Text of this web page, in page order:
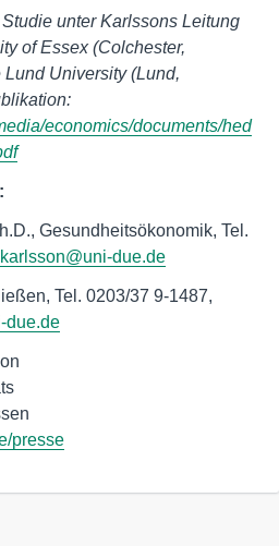
unter Karlssons Leitung
of Essex (Colchester,
University (Lund,
economics/documents/hed
Gesundheitsökonomik, Tel.
due.de
Tel. 0203/37 9-1487,
due.de
presse